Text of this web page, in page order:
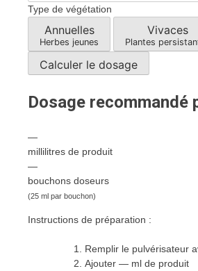
Type de végétation
Annuelles
Herbes jeunes
Vivaces
Plantes
Calculer le dosage
Dosage recommandé
—
millilitres de produit
—
bouchons doseurs
(25 ml par bouchon)
Instructions de préparation :
Remplir le pulvérisateur
Ajouter — ml de produit